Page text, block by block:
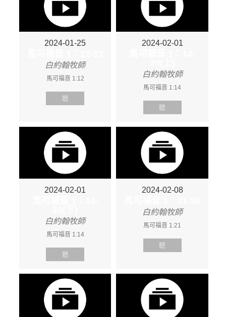
2024-01-25
白約翰牧師
馬可福音 1:12
聽
2024-02-01
白約翰牧師
馬可福音 1:14
聽
2024-02-01
白約翰牧師
馬可福音 1:14
聽
2024-02-08
白約翰牧師
馬可福音 1:21
聽